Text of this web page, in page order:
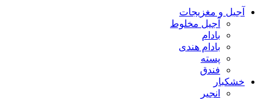
آجیل و مغزیجات
آجیل مخلوط
بادام
بادام هندی
پسته
فندق
خشکبار
انجیر